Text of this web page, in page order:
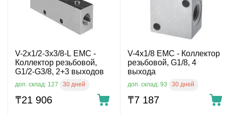
V-2x1/2-3x3/8-L EMC -
Коллектор резьбовой,
G1/2-G3/8, 2+3 выходов
доп. склад: 127 30 дней
₸21 906
V-4x1/8 EMC - Коллектор
резьбовой, G1/8, 4
выхода
доп. склад: 93 30 дней
₸7 187